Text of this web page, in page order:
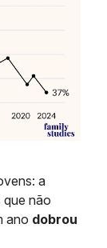
a
não
ano dobrou